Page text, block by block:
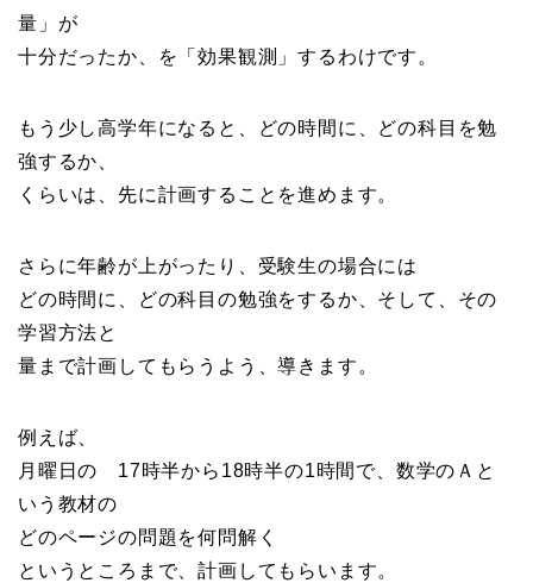
量」が
十分だったか、を「効果観測」するわけです。
もう少し高学年になると、どの時間に、どの科目を勉
強するか、
くらいは、先に計画することを進めます。
さらに年齢が上がったり、受験生の場合には
どの時間に、どの科目の勉強をするか、そして、その
学習方法と
量まで計画してもらうよう、導きます。
例えば、
月曜日の 17時半から18時半の1時間で、数学のＡと
いう教材の
どのページの問題を何問解く
というところまで、計画してもらいます。